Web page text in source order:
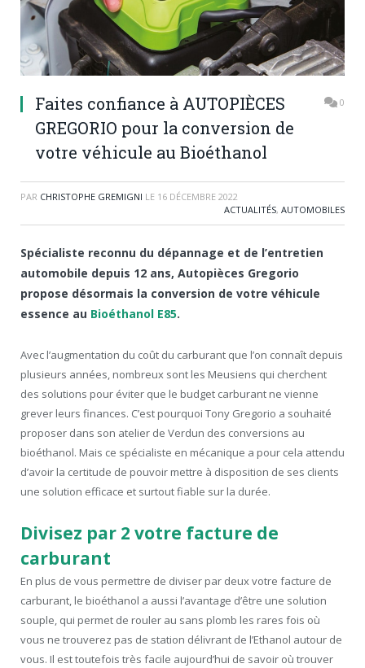
Faites confiance à AUTOPIÈCES
GREGORIO pour la conversion de
votre véhicule au Bioéthanol
0
PAR CHRISTOPHE GREMIGNI LE 16 DÉCEMBRE 2022
ACTUALITÉS, AUTOMOBILES
Spécialiste reconnu du dépannage et de l’entretien
automobile depuis 12 ans, Autopièces Gregorio
propose désormais la conversion de votre véhicule
essence au Bioéthanol E85.
Avec l’augmentation du coût du carburant que l’on connaît depuis
plusieurs années, nombreux sont les Meusiens qui cherchent
des solutions pour éviter que le budget carburant ne vienne
grever leurs finances. C’est pourquoi Tony Gregorio a souhaité
proposer dans son atelier de Verdun des conversions au
bioéthanol. Mais ce spécialiste en mécanique a pour cela attendu
d’avoir la certitude de pouvoir mettre à disposition de ses clients
une solution efficace et surtout fiable sur la durée.
Divisez par 2 votre facture de
carburant
En plus de vous permettre de diviser par deux votre facture de
carburant, le bioéthanol a aussi l’avantage d’être une solution
souple, qui permet de rouler au sans plomb les rares fois où
vous ne trouverez pas de station délivrant de l’Ethanol autour de
vous. Il est toutefois très facile aujourd’hui de savoir où trouver